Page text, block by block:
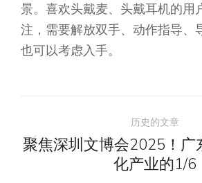
景。喜欢头戴麦、头戴耳机的用
注，需要解放双手、动作指导、
也可以考虑入手。
章
历史的文章
历
史
聚焦深圳文博会2025！广
化产业的1/6